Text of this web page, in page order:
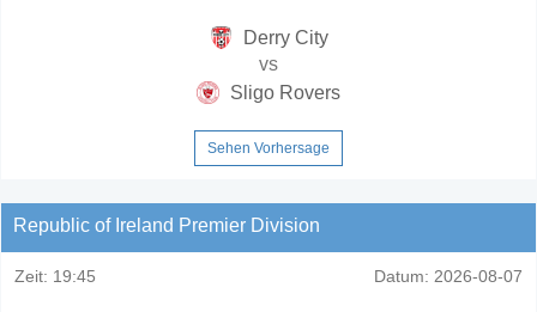
Derry City
vs
Sligo Rovers
Sehen Vorhersage
Republic of Ireland Premier Division
Zeit: 19:45 Datum: 2026-08-07